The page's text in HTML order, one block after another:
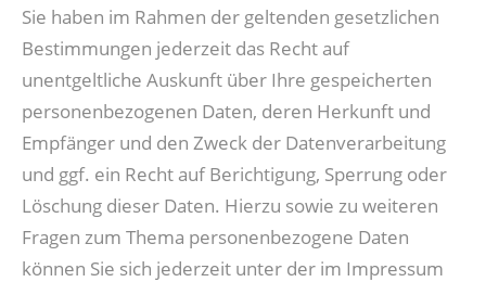
Sie haben im Rahmen der geltenden gesetzlichen
Bestimmungen jederzeit das Recht auf
unentgeltliche Auskunft über Ihre gespeicherten
personenbezogenen Daten, deren Herkunft und
Empfänger und den Zweck der Datenverarbeitung
und ggf. ein Recht auf Berichtigung, Sperrung oder
Löschung dieser Daten. Hierzu sowie zu weiteren
Fragen zum Thema personenbezogene Daten
können Sie sich jederzeit unter der im Impressum